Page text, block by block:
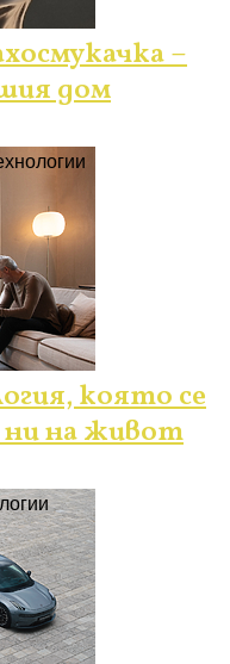
–
дом
която се
ни на живот